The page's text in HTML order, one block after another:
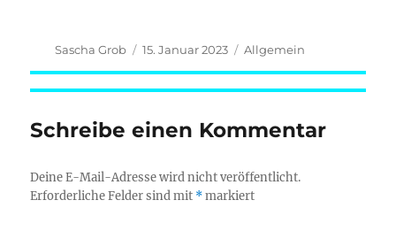
Autor
Sascha Grob
Veröffentlicht
am
15. Januar 2023 Kategorien
Allgemein
Schreibe einen Kommentar
Deine E-Mail-Adresse wird nicht veröffentlicht.
Erforderliche Felder sind mit *markiert